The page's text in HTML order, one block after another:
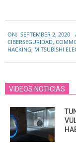
09-
02
ON: SEPTEMBER 2, 2020
CIBERSEGURIDAD
HACKING MITSUBISHI
VIDEOS NOTICIAS